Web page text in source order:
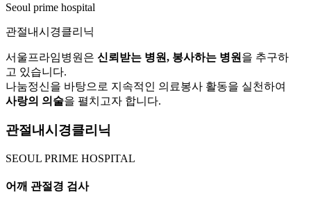
Seoul prime hospital
관절내시경클리닉
서울프라임병원은 신뢰받는 병원, 봉사하는 병원 을 추구하
고 있습니다.
나눔정신을 바탕으로 지속적인 의료봉사 활동을 실천하여
사랑의 의술을 펼치고자 합니다.
관절내시경클리닉
SEOUL PRIME HOSPITAL
어깨 관절경 검사